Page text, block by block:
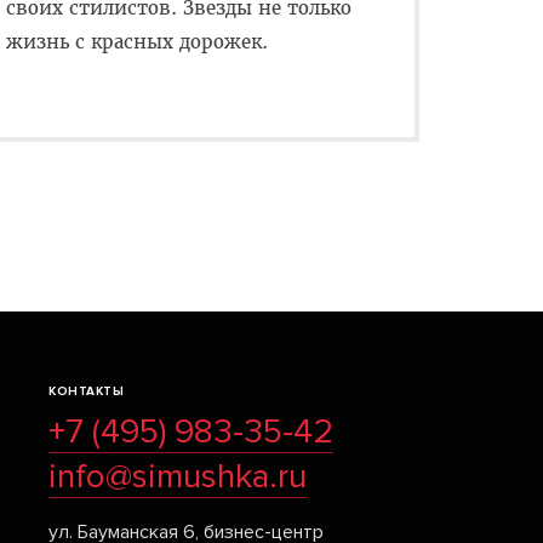
стилистов. Звезды не только
с красных дорожек.
КОНТАКТЫ
+7 (495) 983-35-42
info@simushka.ru
ул. Бауманская 6, бизнес-центр